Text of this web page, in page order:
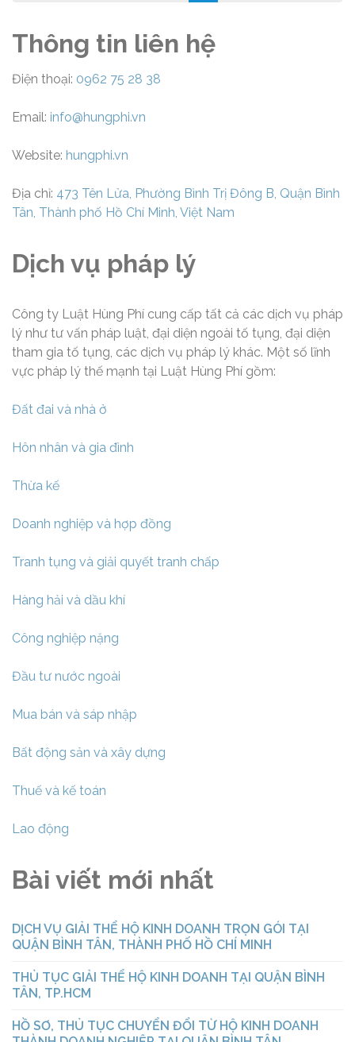
Thông tin liên hệ
Điện thoại: 0962 75 28 38
Email: info@hungphi.vn
Website: hungphi.vn
Địa chỉ: 473 Tên Lửa, Phường Bình Trị Đông B, Quận Bình
Tân, Thành phố Hồ Chí Minh, Việt Nam
Dịch vụ pháp lý
Công ty Luật Hùng Phí cung cấp tất cả các dịch vụ pháp
lý như tư vấn pháp luật, đại diện ngoài tố tụng, đại diện
tham gia tố tụng, các dịch vụ pháp lý khác. Một số lĩnh
vực pháp lý thế mạnh tại Luật Hùng Phí gồm:
Đất đai và nhà ở
Hôn nhân và gia đình
Thừa kế
Doanh nghiệp và hợp đồng
Tranh tụng và giải quyết tranh chấp
Hàng hải và dầu khí
Công nghiệp nặng
Đầu tư nước ngoài
Mua bán và sáp nhập
Bất động sản và xây dựng
Thuế và kế toán
Lao động
Bài viết mới nhất
DỊCH VỤ GIẢI THỂ HỘ KINH DOANH TRỌN GÓI TẠI
QUẬN BÌNH TÂN, THÀNH PHỐ HỒ CHÍ MINH
THỦ TỤC GIẢI THỂ HỘ KINH DOANH TẠI QUẬN BÌNH
TÂN, TP.HCM
HỒ SƠ, THỦ TỤC CHUYỂN ĐỔI TỪ HỘ KINH DOANH